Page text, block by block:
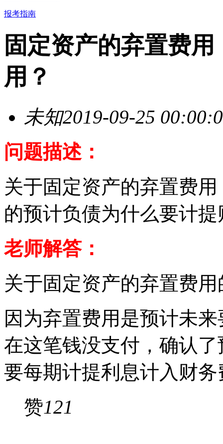
报考指南
固定资产的弃置费
用？
未知2019-09-25
问题描述：
关于固定资产的弃置费
的预计负债为什么要计
老师解答：
关于固定资产的弃置费
因为弃置费用是预计未
在这笔钱没支付，确认
要每期计提利息计入财务
赞121